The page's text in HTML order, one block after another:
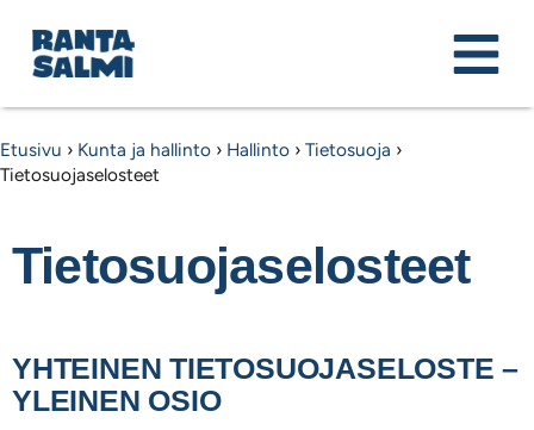
Etusivu › Kunta ja hallinto › Hallinto › Tietosuoja ›
Tietosuojaselosteet
Tietosuojaselosteet
YHTEINEN TIETOSUOJASELOSTE –
YLEINEN OSIO